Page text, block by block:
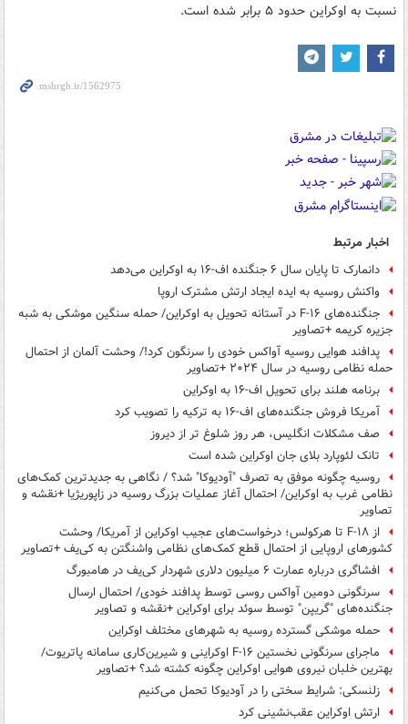
نسبت به اوکراین حدود ۵ برابر شده است.
اخبار مرتبط
دانمارک تا پایان سال ۶ جنگنده اف-۱۶ به اوکراین می‌دهد
واکنش روسیه به ایده ایجاد ارتش مشترک اروپا
جنگنده‌های F-۱۶ در آستانه تحویل به اوکراین/ حمله سنگین موشکی به شبه
جزیره کریمه +تصاویر
پدافند هوایی روسیه آواکس خودی را سرنگون کرد!/ وحشت آلمان از احتمال
حمله نظامی روسیه در سال ۲۰۲۴ +تصاویر
برنامه هلند برای تحویل اف-۱۶ به اوکراین
آمریکا فروش جنگنده‌های اف-۱۶ به ترکیه را تصویب کرد
صف مشکلات انگلیس، هر روز شلوغ تر از دیروز
تانک لئوپارد بلای جان اوکراین شده است
روسیه چگونه موفق به تصرف "آودیوکا" شد؟ / نگاهی به جدیدترین کمک‌های
نظامی غرب به اوکراین/ احتمال آغاز عملیات بزرگ روسیه در زاپوریژیا +نقشه و
تصاویر
از F-۱۸ تا هرکولس؛ درخواست‌های عجیب اوکراین از آمریکا/ وحشت
کشورهای اروپایی از احتمال قطع کمک‌های نظامی واشنگتن به کی‌یف +تصاویر
افشاگری درباره عمارت ۶ میلیون دلاری شهردار کی‌یف در هامبورگ
سرنگونی دومین آواکس روسی توسط پدافند خودی/ احتمال ارسال
جنگنده‌های "گریپن" توسط سوئد برای اوکراین +نقشه و تصاویر
حمله موشکی گسترده روسیه به شهرهای مختلف اوکراین
ماجرای سرنگونی نخستین F-۱۶ اوکراینی و شیرین‌کاری سامانه پاتریوت/
بهترین خلبان نیروی هوایی اوکراین چگونه کشته شد؟ +تصاویر
زلنسکی: شرایط سختی را در آودیوکا تحمل می‌کنیم
ارتش اوکراین عقب‌نشینی کرد